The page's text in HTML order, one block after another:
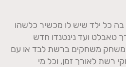
כל ילד שיש לו מכשיר כלשהו
טאבלט ועד נינטנדו חדש
משחקים ברשת לבד או עם
רשת לאורך זמן, וכל מי